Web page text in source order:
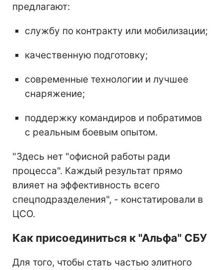
предлагают:
службу по контракту или мобилизации;
качественную подготовку;
современные технологии и лучшее
снаряжение;
поддержку командиров и побратимов
с реальным боевым опытом.
"Здесь нет "офисной работы ради
процесса". Каждый результат прямо
влияет на эффективность всего
спецподразделения", - констатировали в
ЦСО.
Как присоединиться к "Альфа" СБУ
Для того, чтобы стать частью элитного